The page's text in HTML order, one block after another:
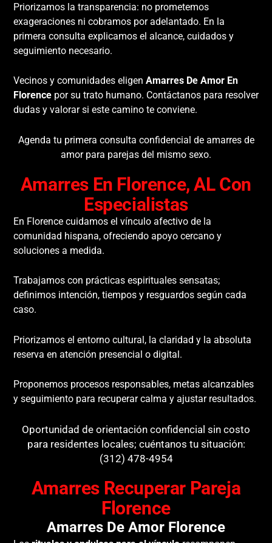
Priorizamos la transparencia: no prometemos
exageraciones ni cobramos por adelantado. En la
primera consulta explicamos el alcance, cuidados y
seguimiento necesario.
Vecinos y comunidades eligen Amarres De Amor En
Florence por su trato humano. Contáctanos para resolver
dudas y valorar si este camino te conviene.
Agenda tu primera consulta confidencial de amarres de
amor para parejas del mismo sexo.
Amarres En Florence, AL Con
Especialistas
En Florence cuidamos el vínculo afectivo de la
comunidad hispana, ofreciendo apoyo cercano y
soluciones a medida.
Trabajamos con prácticas espirituales sensatas;
definimos intención, tiempos y resguardos según cada
caso.
Priorizamos el entorno cultural, la claridad y la absoluta
reserva en atención presencial o digital.
Proponemos procesos responsables, metas alcanzables
y seguimiento para recuperar calma y ajustar resultados.
Oportunidad de orientación confidencial sin costo
para residentes locales; cuéntanos tu situación:
(312) 478-4954
Amarres Recuperar Pareja
Florence
Amarres De Amor Florence